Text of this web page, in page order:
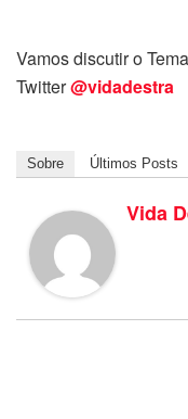
Vamos discutir o
Twitter@vidadestra
Sobre Últimos Posts
Vida